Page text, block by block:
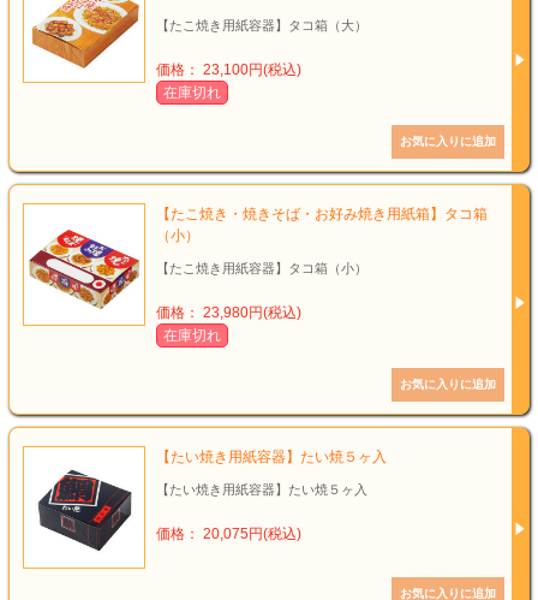
【たこ焼き用紙容器】タコ箱（大）
価格： 23,100円(税込)
在庫切れ
【たこ焼き・焼きそば・お好み焼き用紙箱】タコ箱
（小）
【たこ焼き用紙容器】タコ箱（小）
価格： 23,980円(税込)
在庫切れ
【たい焼き用紙容器】たい焼５ヶ入
【たい焼き用紙容器】たい焼５ヶ入
価格： 20,075円(税込)